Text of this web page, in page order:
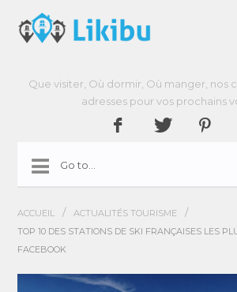
Que visiter, Où dormir, Où manger, nos
adresses pour vos prochains
ACCUEIL / ACTUALITÉS TOURISME /
TOP 10 DES STATIONS DE SKI FRANÇAISES LES
FACEBOOK